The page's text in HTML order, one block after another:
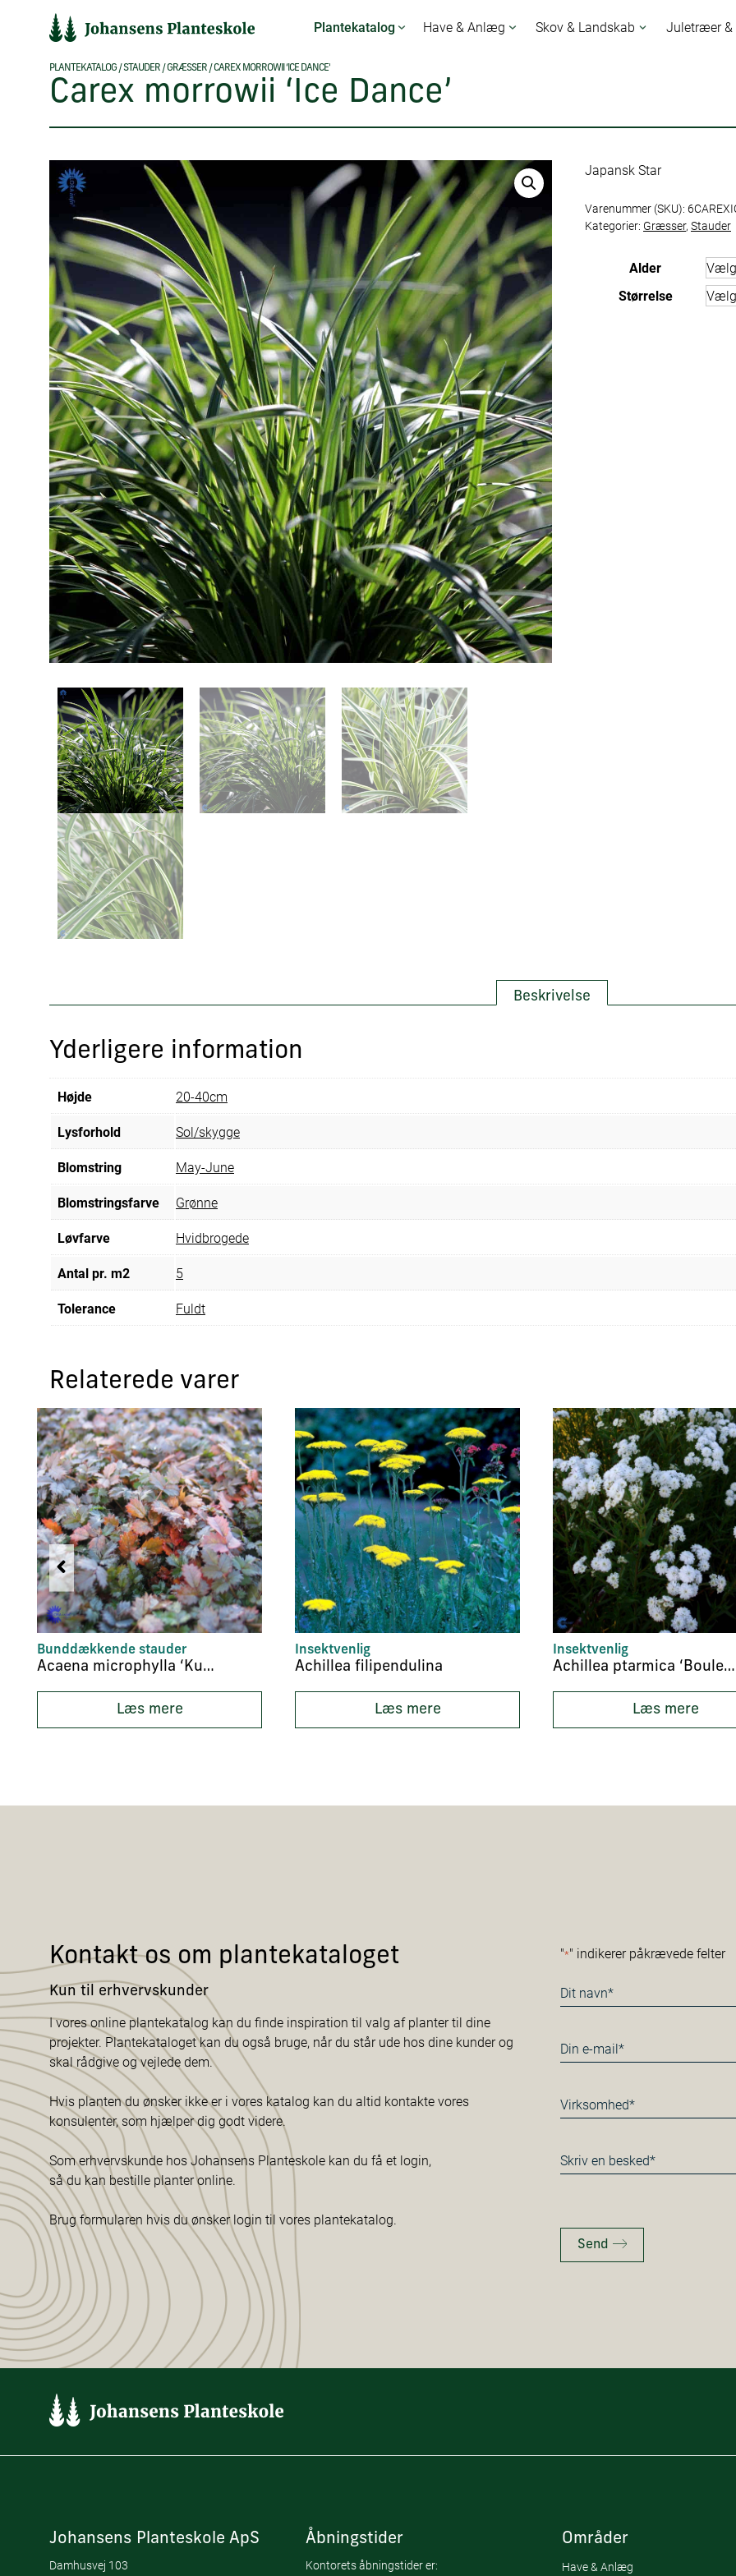
Plantekatalog Have & Anlæg Skov & Landskab Juletræer &
PLANTEKATALOG/STAUDER /GRÆSSER /CAREX MORROWII ‘ICE DANCE’
Carex morrowii ‘Ice Dance’
Japansk Star
Varenummer (SKU):
Kategorier: Græsser, Stauder
Alder
Størrelse
Beskrivelse
Yderligere information
Højde 20-40cm
Lysforhold Sol/skygge
Blomstring May-June
Blomstringsfarve Grønne
Løvfarve Hvidbrogede
Antal pr. m2 5
Tolerance Fuldt
Relaterede varer
Bunddækkende stauder
Acaena microphylla ‘Kupferteppich’
Læs mere
Insektvenlig
Achillea filipendulina
Læs mere
Insektvenlig
Achillea ptarmica ‘Boule de Neige’
Læs mere
Kontakt os om plantekataloget
Kun til erhvervskunder
I vores online plantekatalog kan du finde inspiration til valg af planter til dine
projekter. Plantekataloget kan du også bruge, når du står ude hos dine kunder og
skal rådgive og vejlede dem.
Hvis planten du ønsker ikke er i vores katalog kan du altid kontakte vores
konsulenter, som hjælper dig godt videre.
Som erhvervskunde hos Johansens Planteskole kan du få et login,
så du kan bestille planter online.
Brug formularen hvis du ønsker login til vores plantekatalog.
"*" indikerer påkrævede felter
Navn
*
E-
mail
Virksomhed*
*
Besked
*
Send
Johansens Planteskole ApS
Damhusvej 103
Åbningstider
Kontorets åbningstider er:
Områder
Have & Anlæg